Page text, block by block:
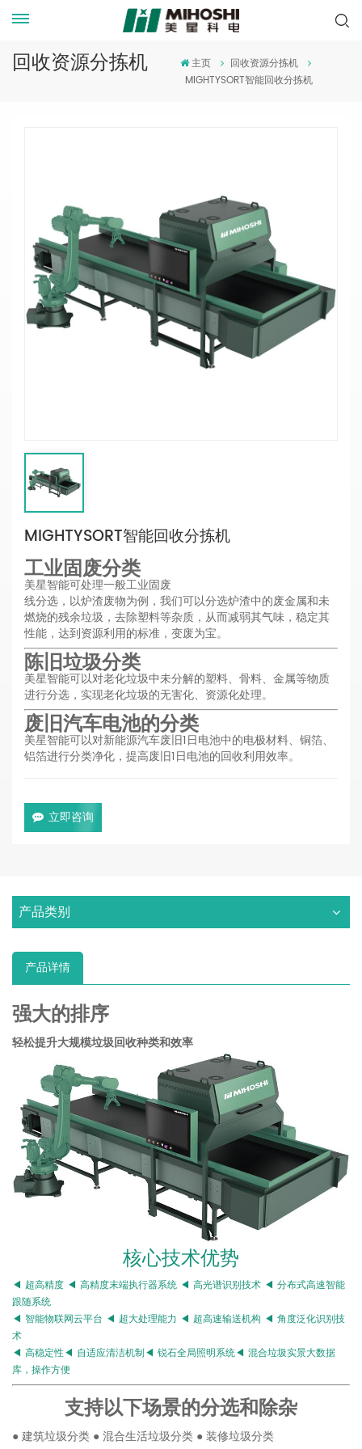
回收资源分拣机 主页
回收资源分拣机
MIGHTYSORT智能回收分拣机
MIGHTYSORT智能回收分拣机
工业固废分类
美星智能可处理一般工业固废
线分选，以炉渣废物为例，我们可以分选炉渣中的废金属和未
燃烧的残余垃圾，去除塑料等杂质，从而减弱其气味，稳定其
性能，达到资源利用的标准，变废为宝。
陈旧垃圾分类
美星智能可以对老化垃圾中未分解的塑料、骨料、金属等物质
进行分选，实现老化垃圾的无害化、资源化处理。
废旧汽车电池的分类
美星智能可以对新能源汽车废旧1日电池中的电极材料、铜箔、
铝箔进行分类净化，提高废旧1日电池的回收利用效率。
立即咨询
产品类别
产品详情
强大的排序
轻松提升大规模垃圾回收种类和效率
核心技术优势
◀ 超高精度 ◀ 高精度末端执行器系统 ◀ 高光谱识别技术 ◀ 分布式高速智能
跟随系统
◀ 智能物联网云平台 ◀ 超大处理能力 ◀ 超高速输送机构 ◀ 角度泛化识别技
术
◀ 高稳定性◀ 自适应清洁机制◀ 锐石全局照明系统◀ 混合垃圾实景大数据
库，操作方便
支持以下场景的分选和除杂
● 建筑垃圾分类 ● 混合生活垃圾分类 ● 装修垃圾分类